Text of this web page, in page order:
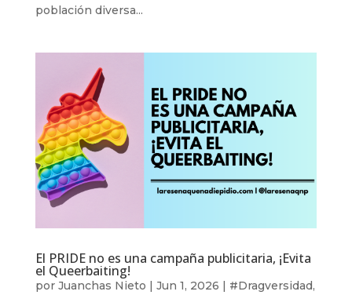
población diversa...
El PRIDE no es una campaña publicitaria, ¡Evita
el Queerbaiting!
por Juanchas Nieto | Jun 1, 2026 | #Dragversidad,